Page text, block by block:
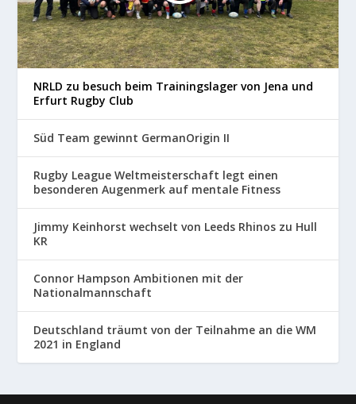
NRLD zu besuch beim Trainingslager von Jena und
Erfurt Rugby Club
Süd Team gewinnt GermanOrigin II
Rugby League Weltmeisterschaft legt einen
besonderen Augenmerk auf mentale Fitness
Jimmy Keinhorst wechselt von Leeds Rhinos zu Hull
KR
Connor Hampson Ambitionen mit der
Nationalmannschaft
Deutschland träumt von der Teilnahme an die WM
2021 in England